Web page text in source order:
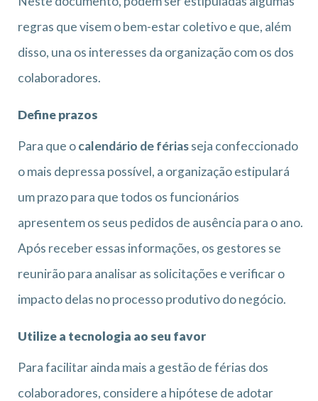
regras que visem o bem-estar coletivo e que, além
disso, una os interesses da organização com os dos
colaboradores.
Define prazos
Para que ocalendário de fériasseja confeccionado
o mais depressa possível, a organização estipulará
um prazo para que todos os funcionários
apresentem os seus pedidos de ausência para o ano.
Após receber essas informações, os gestores se
reunirão para analisar as solicitações e verificar o
impacto delas no processo produtivo do negócio.
Utilize a tecnologia ao seu favor
Para facilitar ainda mais a gestão de férias dos
colaboradores, considere a hipótese de adotar